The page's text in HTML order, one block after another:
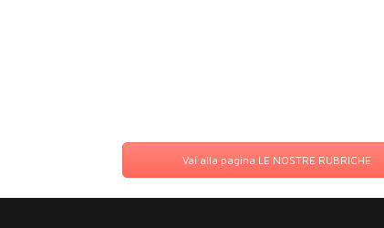
Vai alla pagina LE NOSTRE RUBRICHE